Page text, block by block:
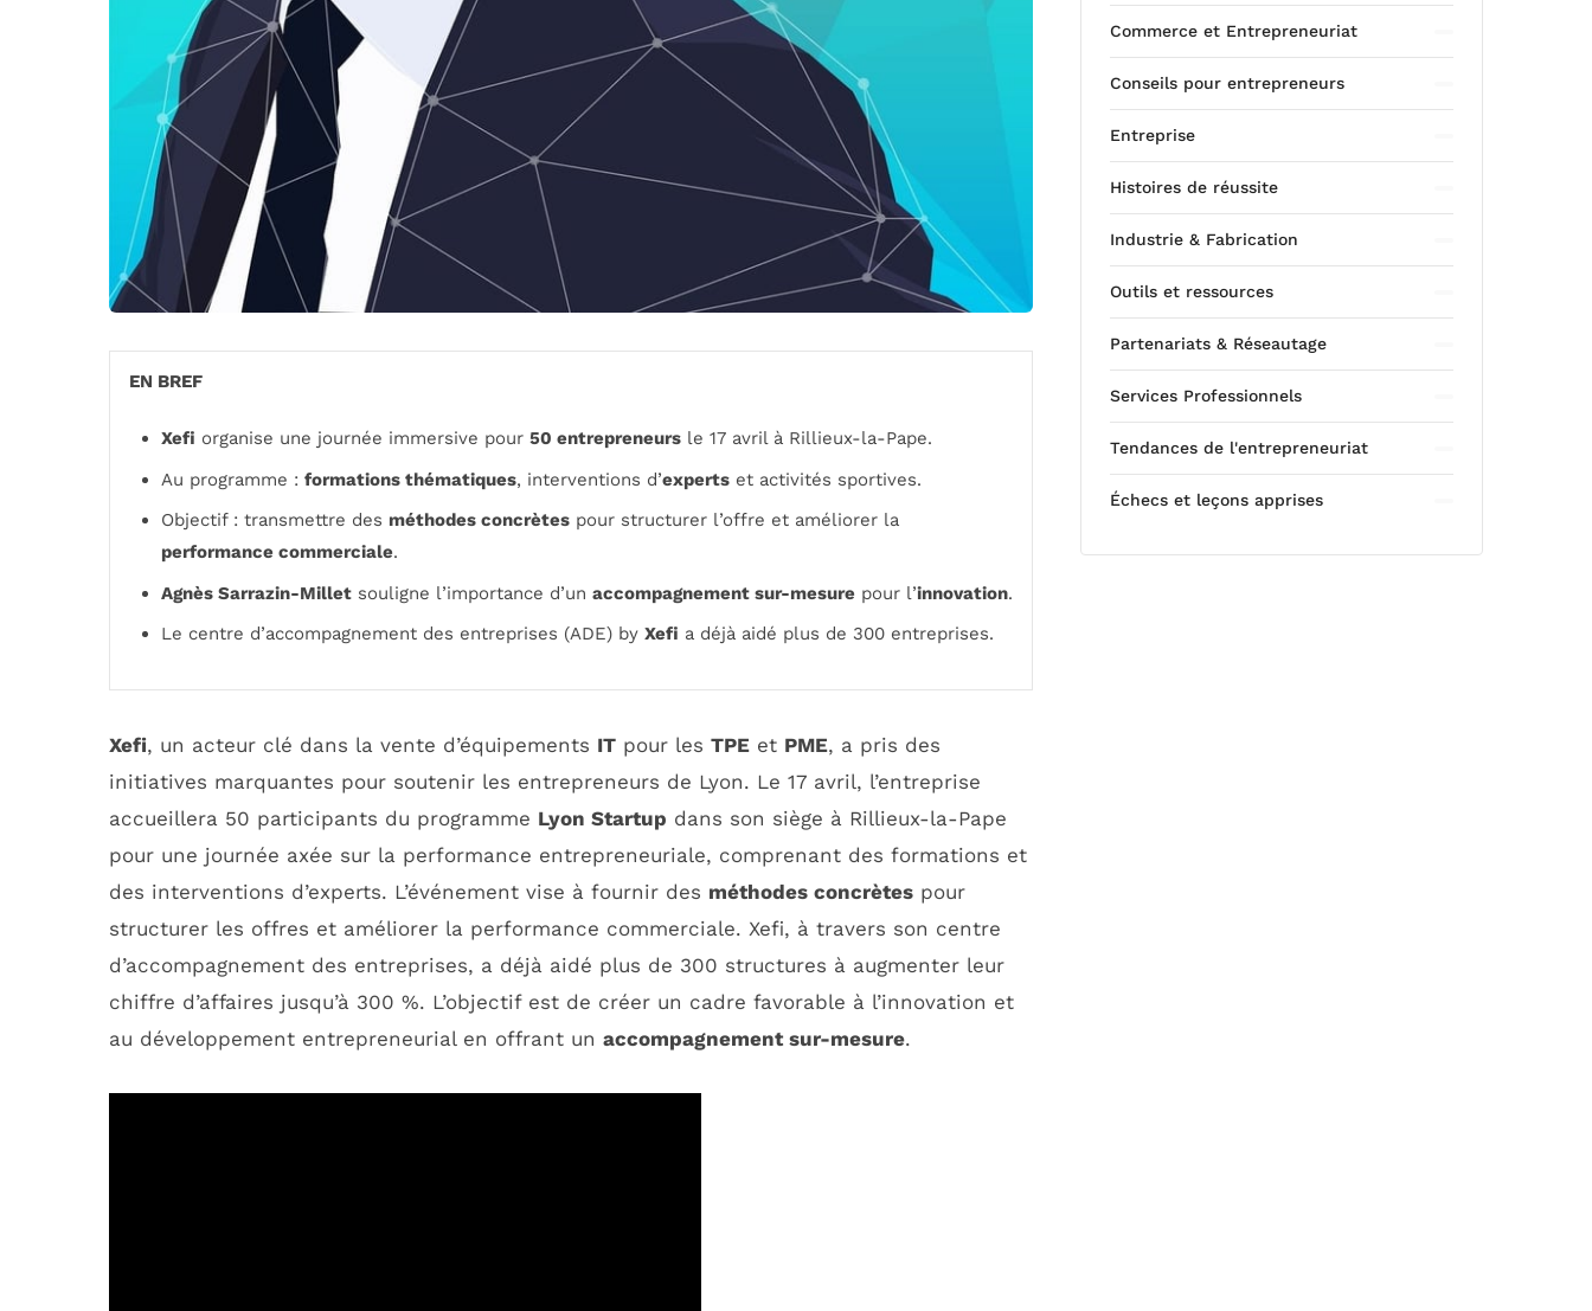
EN BREF
Xefi organise une journée immersive pour 50 entrepreneurs le 17 avril à Rillieux-la-Pape.
Au programme : formations thématiques, interventions d’experts et activités sportives.
Objectif : transmettre des méthodes concrètes pour structurer l’offre et améliorer la
performance commerciale.
Agnès Sarrazin-Millet souligne l’importance d’un accompagnement sur-mesure pour l’innovation.
Le centre d’accompagnement des entreprises (ADE) by Xefi a déjà aidé plus de 300 entreprises.
Xefi, un acteur clé dans la vente d’équipements IT pour les TPE et PME, a pris des
initiatives marquantes pour soutenir les entrepreneurs de Lyon. Le 17 avril, l’entreprise
accueillera 50 participants du programme Lyon Startup dans son siège à Rillieux-la-Pape
pour une journée axée sur la performance entrepreneuriale, comprenant des formations et
des interventions d’experts. L’événement vise à fournir des méthodes concrètes pour
structurer les offres et améliorer la performance commerciale. Xefi, à travers son centre
d’accompagnement des entreprises, a déjà aidé plus de 300 structures à augmenter leur
chiffre d’affaires jusqu’à 300 %. L’objectif est de créer un cadre favorable à l’innovation et
au développement entrepreneurial en offrant un accompagnement sur-mesure.
Commerce et Entrepreneuriat
Conseils pour entrepreneurs
Entreprise
Histoires de réussite
Industrie & Fabrication
Outils et ressources
Partenariats & Réseautage
Services Professionnels
Tendances de l'entrepreneuriat
Échecs et leçons apprises